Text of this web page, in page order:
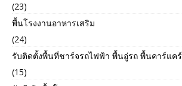
(23)
พื้นโรงงานอาหารเสริม
(24)
รับติดตั้งพื้นที่ชาร์จรถไฟฟ้า พื้นอู่รถ พื้นคาร์แคร์
(15)